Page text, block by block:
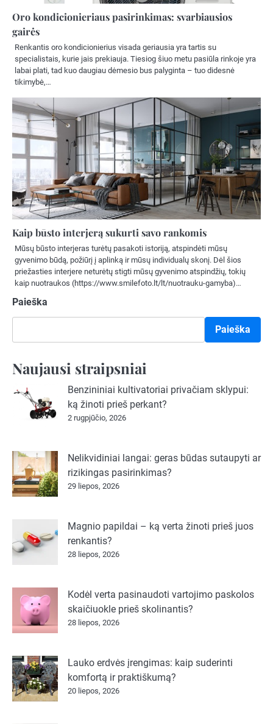
Oro kondicionieriaus pasirinkimas: svarbiausios
gairės
Renkantis oro kondicionierius visada geriausia yra tartis su
specialistais, kurie jais prekiauja. Tiesiog šiuo metu pasiūla rinkoje yra
labai plati, tad kuo daugiau dėmesio bus palyginta – tuo didesnė
tikimybė,…
Kaip būsto interjerą sukurti savo rankomis
Mūsų būsto interjeras turėtų pasakoti istoriją, atspindėti mūsų
gyvenimo būdą, požiūrį į aplinką ir mūsų individualų skonį. Dėl šios
priežasties interjere neturėtų stigti mūsų gyvenimo atspindžių, tokių
kaip nuotraukos (https://www.smilefoto.lt/lt/nuotrauku-gamyba)…
Paieška
Paieška
Naujausi straipsniai
Benzininiai kultivatoriai privačiam sklypui:
ką žinoti prieš perkant?
2 rugpjūčio, 2026
Nelikvidiniai langai: geras būdas sutaupyti ar
rizikingas pasirinkimas?
29 liepos, 2026
Magnio papildai – ką verta žinoti prieš juos
renkantis?
28 liepos, 2026
Kodėl verta pasinaudoti vartojimo paskolos
skaičiuokle prieš skolinantis?
28 liepos, 2026
Lauko erdvės įrengimas: kaip suderinti
komfortą ir praktiškumą?
20 liepos, 2026